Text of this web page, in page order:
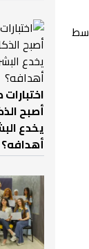
أصبح
يخدع
أهدافه؟